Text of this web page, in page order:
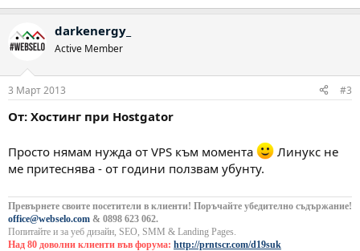
darkenergy_
Active Member
3 Март 2013 #3
От: Хостинг при Hostgator
Просто нямам нужда от VPS към момента
Линукс не
ме притеснява - от години ползвам убунту.
Превърнете своите посетители в клиенти! Поръчайте убедително съдържание!
office@webselo.com & 0898 623 062.
Попитайте и за уеб дизайн, SEO, SMM & Landing Pages.
Над 80 доволни клиенти във форума: http://prntscr.com/d19suk